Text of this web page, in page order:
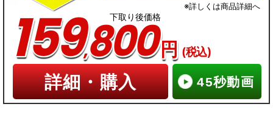
※詳しくは商品詳細へ
下取り後価格
159,800円 (税込)
詳細・購入 45秒動画